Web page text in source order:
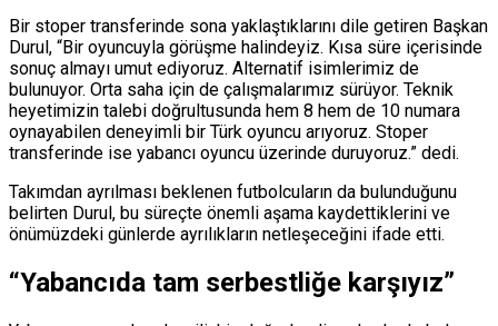
Bir stoper transferinde sona yaklaştıklarını dile getiren Başkan
Durul, “Bir oyuncuyla görüşme halindeyiz. Kısa süre içerisinde
sonuç almayı umut ediyoruz. Alternatif isimlerimiz de
bulunuyor. Orta saha için de çalışmalarımız sürüyor. Teknik
heyetimizin talebi doğrultusunda hem 8 hem de 10 numara
oynayabilen deneyimli bir Türk oyuncu arıyoruz. Stoper
transferinde ise yabancı oyuncu üzerinde duruyoruz.” dedi.
Takımdan ayrılması beklenen futbolcuların da bulunduğunu
belirten Durul, bu süreçte önemli aşama kaydettiklerini ve
önümüzdeki günlerde ayrılıkların netleşeceğini ifade etti.
“Yabancıda tam serbestliğe karşıyız”